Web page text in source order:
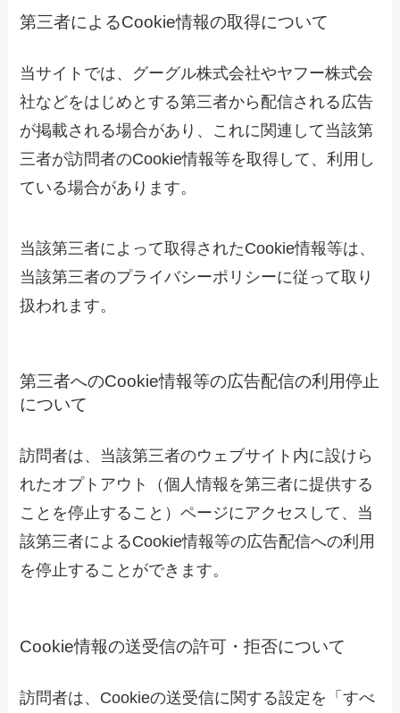
第三者によるCookie情報の取得について
当サイトでは、グーグル株式会社やヤフー株式会
社などをはじめとする第三者から配信される広告
が掲載される場合があり、これに関連して当該第
三者が訪問者のCookie情報等を取得して、利用し
ている場合があります。
当該第三者によって取得されたCookie情報等は、
当該第三者のプライバシーポリシーに従って取り
扱われます。
第三者へのCookie情報等の広告配信の利用停止
について
訪問者は、当該第三者のウェブサイト内に設けら
れたオプトアウト（個人情報を第三者に提供する
ことを停止すること）ページにアクセスして、当
該第三者によるCookie情報等の広告配信への利用
を停止することができます。
Cookie情報の送受信の許可・拒否について
訪問者は、Cookieの送受信に関する設定を「すべ